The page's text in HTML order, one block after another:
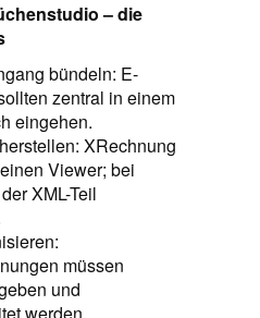
– die
bündeln: E-
zentral in einem
eingehen.
XRechnung
Viewer; bei
XML-Teil
müssen
und